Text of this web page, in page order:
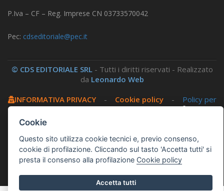
P.Iva – CF – Reg. Imprese CN 03733570042
Pec: cdseditoriale@pec.it
© CDS EDITORIALE SRL - Tutti i diritti riservati - Realizzato
da Leonardo Web
INFORMATIVA PRIVACY- Cookie policy- Policy per
i social-Amministrazione trasparente-
Area
Questo sito utilizza, nella versione per UTENTI CON
DISLESSIA,Biancoenero ®, una font italiana ad Alta
Cookie
Questo sito utilizza cookie tecnici e, previo consenso,
cookie di profilazione. Cliccando sul tasto 'Accetta tutti' si
presta il consenso alla profilazione Cookie policy
Accetta tutti